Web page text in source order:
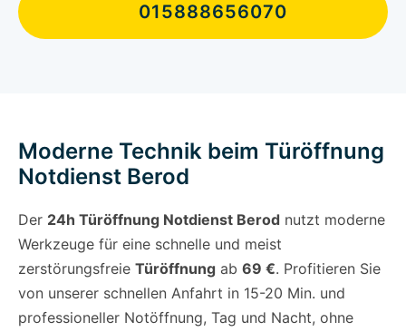
015888656070
Moderne Technik beim Türöffnung
Notdienst Berod
Der 24h Türöffnung Notdienst Berod nutzt moderne
Werkzeuge für eine schnelle und meist
zerstörungsfreie Türöffnung ab 69 €. Profitieren Sie
von unserer schnellen Anfahrt in 15-20 Min. und
professioneller Notöffnung, Tag und Nacht, ohne